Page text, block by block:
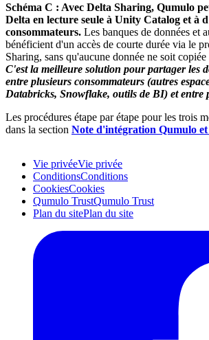
Schéma C : Avec Delta Sharing, Qumulo
Delta en lecture seule à Unity Catalog et à
consommateurs. Les banques de données et
bénéficient d'un accès de courte durée via le
Sharing, sans qu'aucune donnée ne soit
C'est la meilleure solution pour partager les
entre plusieurs consommateurs (autres
Databricks, Snowflake, outils de BI) et entre
Les procédures étape par étape pour les trois
dans la section Note d'intégration Qumulo
Vie privéeVie privée
ConditionsConditions
CookiesCookies
Qumulo TrustQumulo Trust
Plan du sitePlan du site